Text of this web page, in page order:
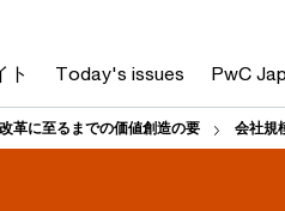
ト Today's issues PwC
革に至るまでの価値創造の要 会社規